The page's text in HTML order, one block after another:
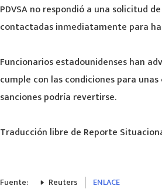
PDVSA no respondió a una solicitud
contactadas inmediatamente para
Funcionarios estadounidenses han
cumple con las condiciones para
sanciones podría revertirse.
Traducción libre de Reporte
Fuente: Reuters ENLACE